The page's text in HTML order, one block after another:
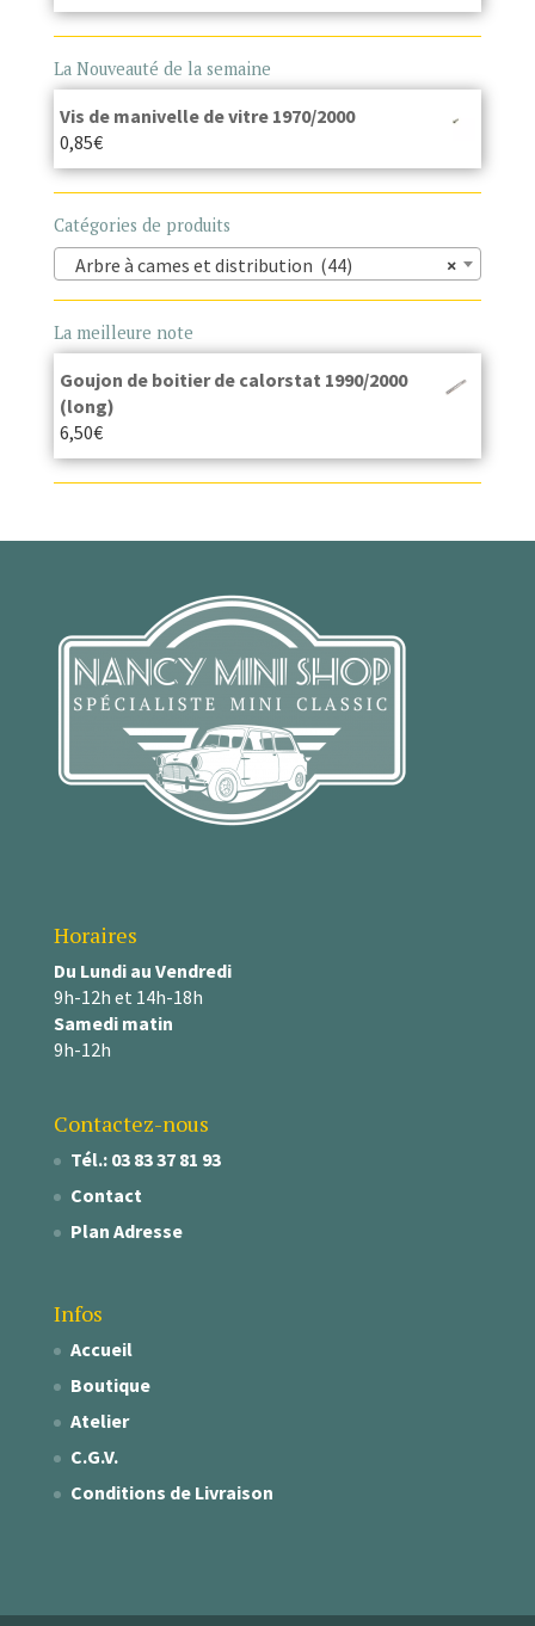
La Nouveauté de la semaine
Vis de manivelle de vitre 1970/2000
0,85€
Catégories de produits
×
Arbre à cames et distribution (44)
La meilleure note
Goujon de boitier de calorstat 1990/2000
(long)
6,50€
Horaires
Du Lundi au Vendredi
9h-12h et 14h-18h
Samedi matin
9h-12h
Contactez-nous
Tél.: 03 83 37 81 93
Contact
Plan Adresse
Infos
Accueil
Boutique
Atelier
C.G.V.
Conditions de Livraison